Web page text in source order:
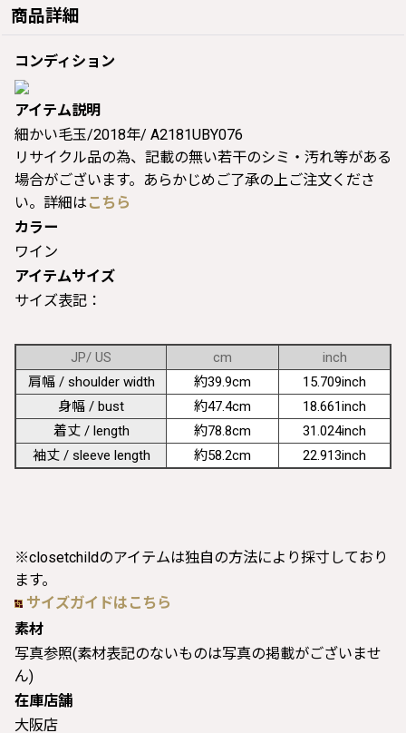
商品詳細
コンディション
アイテム説明
細かい毛玉/2018年/ A2181UBY076
リサイクル品の為、記載の無い若干のシミ・汚れ等がある
場合がございます。あらかじめご了承の上ご注文くださ
い。詳細は こちら
カラー
ワイン
アイテムサイズ
サイズ表記：
JP/ US cm
inch
肩幅 / shoulder width
約39.9cm
15.709inch
身幅 / bust
約47.4cm
18.661inch
着丈 / length
約78.8cm
31.024inch
袖丈 / sleeve length
約58.2cm 22.913inch
※closetchildのアイテムは独自の方法により採寸しており
ます。
サイズガイドはこちら
素材
写真参照(素材表記のないものは写真の掲載がございませ
ん)
在庫店舗
大阪店